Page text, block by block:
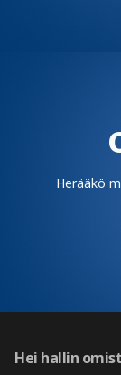
Herääkö
Hei hallin